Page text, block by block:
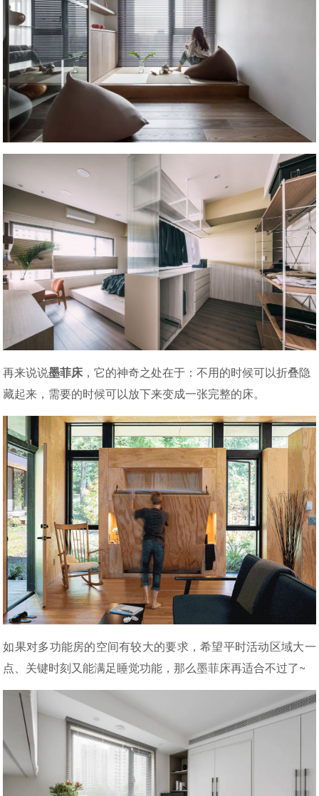
再来说说墨菲床 ，它的神奇之处在于：不用的时候可以折叠隐
藏起来，需要的时候可以放下来变成一张完整的床。
如果对多功能房的空间有较大的要求，希望平时活动区域大一
点、关键时刻又能满足睡觉功能，那么墨菲床再适合不过了~